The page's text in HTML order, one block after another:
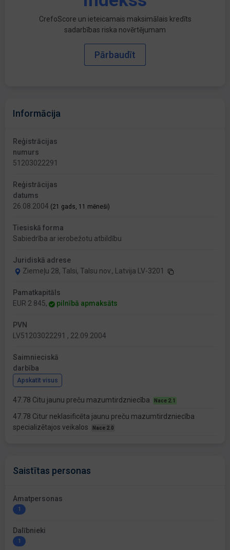
CrefoScore un ieteicamais maksimālais kredīts
sadarbības riska novērtējumam
Pārbaudīt
Informācija
Reģistrācijas
numurs
51203022291
Reģistrācijas
datums
26.08.2004 (21 gads, 11 mēneši)
Tiesiskā forma
Sabiedrība ar ierobežotu atbildību
Juridiskā adrese
Ziemeļu 28, Talsi, Talsu nov., Latvija LV-3201
Pamatkapitāls
EUR 2 845,
pilnībā apmaksāts
PVN
LV51203022291 , 22.09.2004
Saimnieciskā
darbība
Apskatīt visus
47.78 Citu jaunu preču mazumtirdzniecība Nace 2.1
47.78 Citur neklasificēta jaunu preču mazumtirdzniecība
specializētajos veikalos
Nace 2.0
Saistītas personas
Amatpersonas
1
Dalībnieki
1